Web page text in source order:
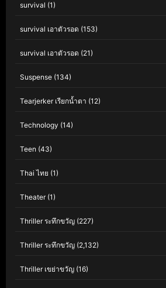
survival (1)
survival เอาตัวรอด (153)
survival เอาตัวรอด (21)
Suspense (134)
Tearjerker เรียกน้ำตา (12)
Technology (14)
Teen (43)
Thai ไทย (1)
Theater(1)
Thriller ระทึกขวัญ (227)
Thriller ระทึกขวัญ (2,132)
Thriller เขย่าขวัญ (16)